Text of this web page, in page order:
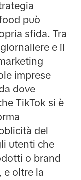
può
sfida. Tra
e il
imprese
dove
TikTok si è
del
utenti che
o brand
e oltre la